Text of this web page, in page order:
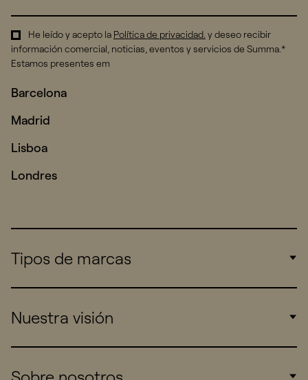
He leído y acepto la Política de privacidad. y deseo recibir
información comercial, noticias, eventos y servicios de Summa.*
Estamos presentes em
Barcelona
Madrid
Lisboa
Londres
Tipos de marcas
Consumers
Nuestra visión